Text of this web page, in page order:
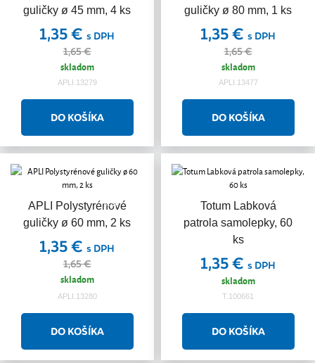
guličky ø 45 mm, 4 ks
1,35 € s DPH
1,65 €
skladom
APLI.13279
guličky ø 80 mm, 1 ks
1,35 € s DPH
1,65 €
skladom
APLI.13477
APLI Polystyrénové
guličky ø 60 mm, 2 ks
Akcia
1,35 € s DPH
1,65 €
skladom
APLI.13280
Totum Labková
patrola samolepky, 60
ks
1,35 € s DPH
skladom
T.100661